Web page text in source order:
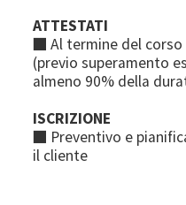
ATTESTATI
■ Al termine del
(previo superamento
almeno 90% della
ISCRIZIONE
■ Preventivo e
il cliente